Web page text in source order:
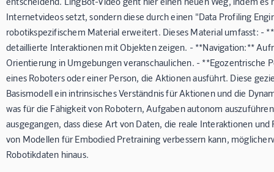
Internetvideos setzt, sondern diese durch einen "Data Profiling
robotikspezifischem Material erweitert. Dieses Material umfasst: -
detaillierte Interaktionen mit Objekten zeigen. - **Navigation:**
Orientierung in Umgebungen veranschaulichen. - **Egozentrische
eines Roboters oder einer Person, die Aktionen ausführt. Diese
Basismodell ein intrinsisches Verständnis für Aktionen und die
was für die Fähigkeit von Robotern, Aufgaben autonom
ausgegangen, dass diese Art von Daten, die reale Interaktionen
von Modellen für Embodied Pretraining verbessern kann,
Robotikdaten hinaus.